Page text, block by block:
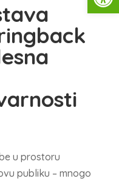
u prostoru
publiku – mnogo